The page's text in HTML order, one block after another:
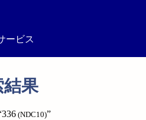
ービス
結果
(NDC10)”